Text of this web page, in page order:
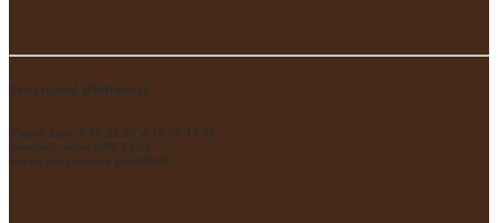
Programul Bibliotecii
Vineri: între 9.00-12.00 și 15.00-19.00
Sâmbătă: între 9.00-12.00
sau cu programare prealabilă
^